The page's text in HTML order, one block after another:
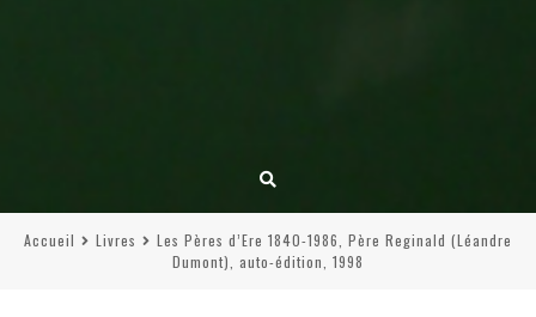
Accueil Livres
Les Pères d’Ere 1840-1986, Père Reginald (Léandre
Dumont), auto-édition, 1998